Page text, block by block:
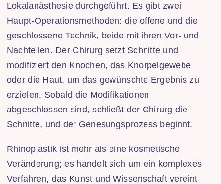
Lokalanästhesie durchgeführt. Es gibt zwei
Haupt-Operationsmethoden: die offene und die
geschlossene Technik, beide mit ihren Vor- und
Nachteilen. Der Chirurg setzt Schnitte und
modifiziert den Knochen, das Knorpelgewebe
oder die Haut, um das gewünschte Ergebnis zu
erzielen. Sobald die Modifikationen
abgeschlossen sind, schließt der Chirurg die
Schnitte, und der Genesungsprozess beginnt.
Rhinoplastik ist mehr als eine kosmetische
Veränderung; es handelt sich um ein komplexes
Verfahren, das Kunst und Wissenschaft vereint